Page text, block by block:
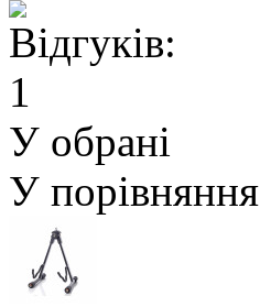
У обрані
У порівняння